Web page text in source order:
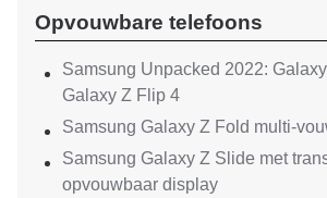
Opvouwbare telefoons
Samsung Unpacked 2022:
Galaxy Z Flip 4
Samsung Galaxy Z Fold multi-
Samsung Galaxy Z Slide met
opvouwbaar display